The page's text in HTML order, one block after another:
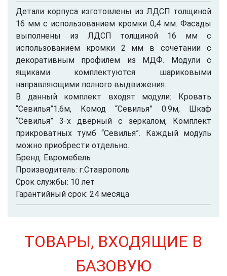
Детали корпуса изготовлены из ЛДСП толщиной
16 мм с использованием кромки 0,4 мм. Фасады
выполнены из ЛДСП толщиной 16 мм с
использованием кромки 2 мм в сочетании с
декоративным профилем из МДФ. Модули с
ящиками комплектуются шариковыми
направляющими полного выдвижения.
В данный комплект входят модули: Кровать
“Севилья”1.6м, Комод “Севилья” 0.9м, Шкаф
“Севилья” 3-х дверный с зеркалом, Комплект
прикроватных тумб “Севилья”. Каждый модуль
можно приобрести отдельно.
Бренд: Евромебель
Производитель: г.Ставрополь
Срок службы: 10 лет
Гарантийный срок: 24 месяца
ТОВАРЫ, ВХОДЯЩИЕ В
БАЗОВУЮ